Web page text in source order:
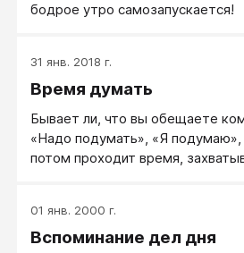
бодрое утро самозапускается!
31 янв. 2018 г.
Время думать
Бывает ли, что вы обещаете
«Надо подумать», «Я
потом проходит время,
01 янв. 2000 г.
Вспоминание дел дня